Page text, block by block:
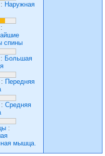
: Наружная
спины
Большая
: Передняя
: Средняя
:
мышца.